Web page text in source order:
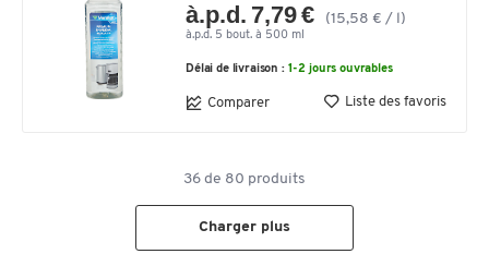
à.p.d. 7,79 € (15,58 € / l)
à.p.d. 5 bout. à 500 ml
Délai de livraison : 1-2 jours ouvrables
Comparer Liste des favoris
36 de 80 produits
Charger plus